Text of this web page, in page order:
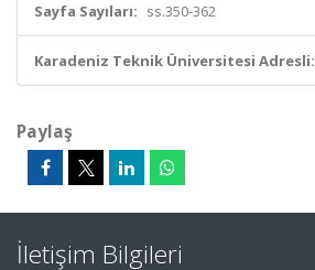
Sayfa Sayıları: ss.350-362
Karadeniz Teknik Üniversitesi Adresli:
Paylaş
İletişim Bilgileri